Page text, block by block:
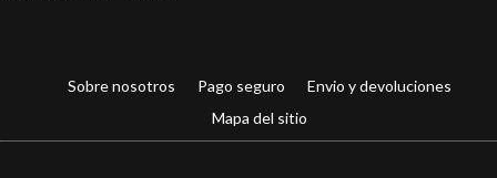
Sobre nosotros Pago seguro
Envio y devoluciones
Mapa del sitio